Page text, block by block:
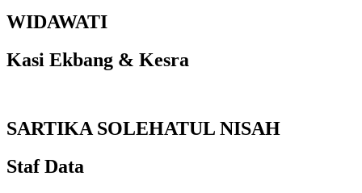
WIDAWATI
Kasi Ekbang & Kesra
SARTIKA SOLEHATUL NISAH
Staf Data